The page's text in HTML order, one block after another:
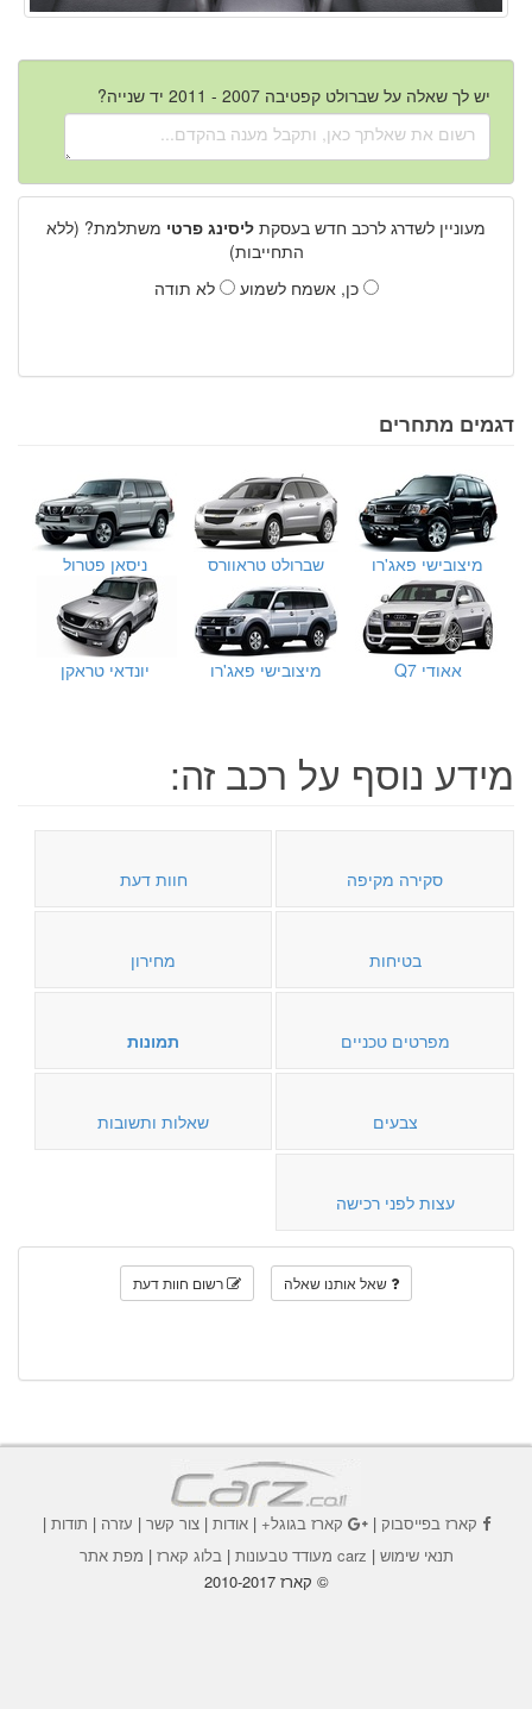
יש לך שאלה על שברולט קפטיבה 2007 - 2011 יד שנייה?
מעוניין לשדרג לרכב חדש בעסקת ליסינג פרטי משתלמת? (ללא
התחייבות)
כן, אשמח לשמוע
לא תודה
דגמים מתחרים
מיצובישי פאג'רו שברולט טראוורס ניסאן פטרול
אאודי Q7 מיצובישי פאג'רו יונדאי טראקן
מידע נוסף על רכב זה:
סקירה מקיפה חוות דעת
בטיחות מחירון
מפרטים טכניים תמונות
צבעים שאלות ותשובות
עצות לפני רכישה
שאל אותנו שאלה רשום חוות דעת
קארז בפייסבוק| קארז בגוגל+|אודות |צור קשר | עזרה | תודות |
תנאי שימוש | carz מעודד טבעונות |בלוג קארז | מפת אתר
© קארז 2010-2017